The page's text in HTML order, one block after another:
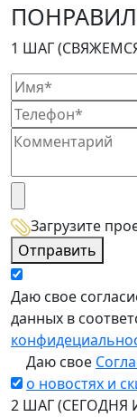
1 ШАГ
Загрузите
Отправить
Даю свое
данных в
Даю свое
о новостях и
2 ШАГ (СЕГОДНЯ